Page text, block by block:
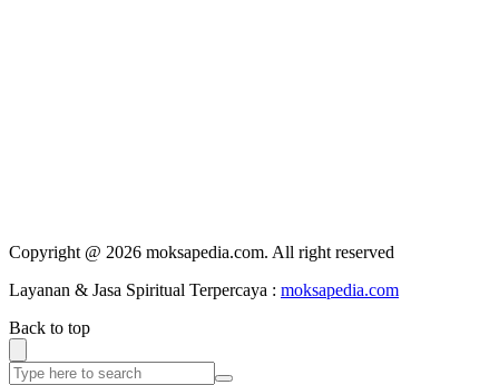
Copyright @ 2026 moksapedia.com. All right reserved
Layanan & Jasa Spiritual Terpercaya : moksapedia.com
Back to top